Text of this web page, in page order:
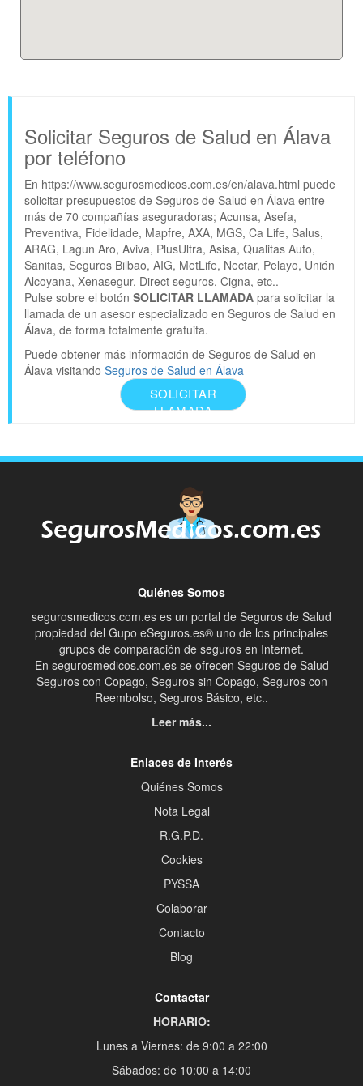
Solicitar Seguros de Salud en Álava
por teléfono
En https://www.segurosmedicos.com.es/en/alava.html puede
solicitar presupuestos de Seguros de Salud en Álava entre
más de 70 compañías aseguradoras; Acunsa, Asefa,
Preventiva, Fidelidade, Mapfre, AXA, MGS, Ca Life, Salus,
ARAG, Lagun Aro, Aviva, PlusUltra, Asisa, Qualitas Auto,
Sanitas, Seguros Bilbao, AIG, MetLife, Nectar, Pelayo, Unión
Alcoyana, Xenasegur, Direct seguros, Cigna, etc..
Pulse sobre el botón SOLICITAR LLAMADA para solicitar la
llamada de un asesor especializado en Seguros de Salud en
Álava, de forma totalmente gratuita.
Puede obtener más información de Seguros de Salud en
Álava visitando Seguros de Salud en Álava
SOLICITAR
LLAMADA
Quiénes Somos
segurosmedicos.com.es es un portal de Seguros de Salud
propiedad del Gupo eSeguros.es® uno de los principales
grupos de comparación de seguros en Internet.
En segurosmedicos.com.es se ofrecen Seguros de Salud
Seguros con Copago, Seguros sin Copago, Seguros con
Reembolso, Seguros Básico, etc..
Leer más...
Enlaces de Interés
Quiénes Somos
Nota Legal
R.G.P.D.
Cookies
PYSSA
Colaborar
Contacto
Blog
Contactar
HORARIO:
Lunes a Viernes: de 9:00 a 22:00
Sábados: de 10:00 a 14:00